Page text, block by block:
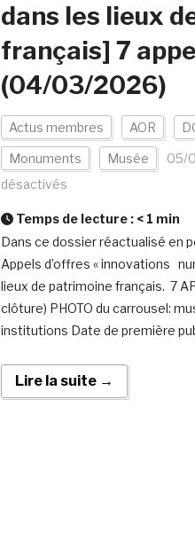
dans les lieux
français] 7
(04/03/2026)
Actus membres AOR
Monuments Musée 05/
désactivés
Temps de lecture : < 1 min
Dans ce dossier réactualisé en
Appels d’offres « innovations
lieux de patrimoine français. 7
clôture) PHOTO du carrousel:
institutions Date de première
Lire la suite →